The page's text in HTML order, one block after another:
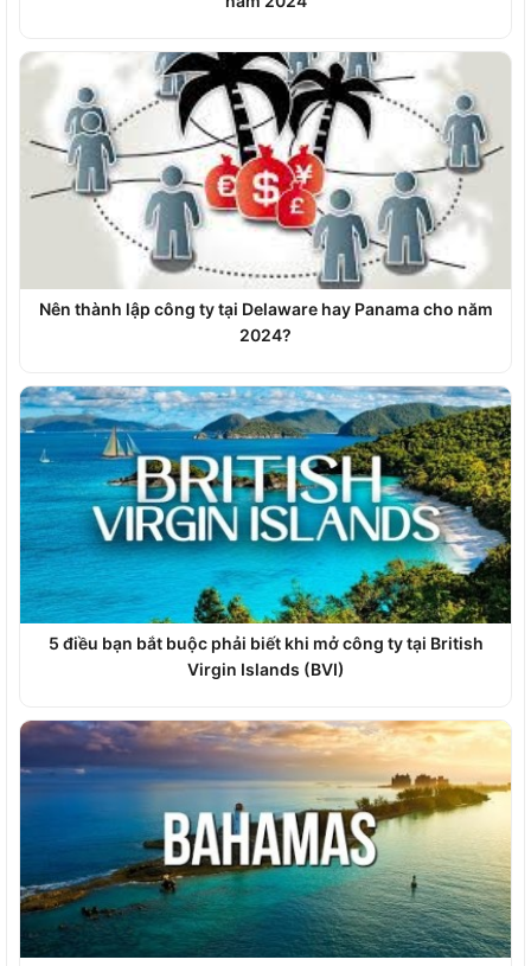
Nên thành lập công ty tại Delaware hay Panama cho năm
2024?
5 điều bạn bắt buộc phải biết khi mở công ty tại British
Virgin Islands (BVI)